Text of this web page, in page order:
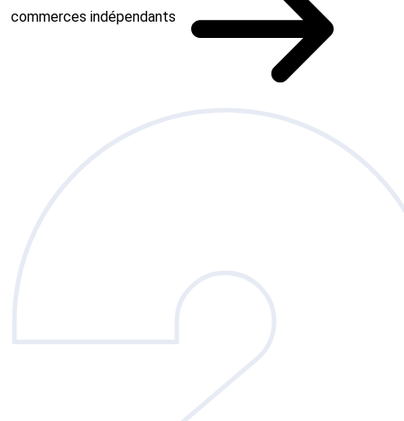
commerces indépendants